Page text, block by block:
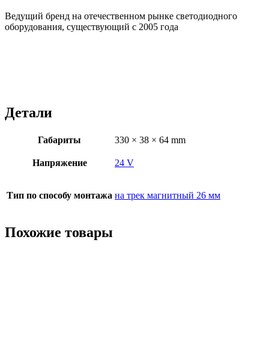
Ведущий бренд на отечественном рынке светодиодного
оборудования, существующий с 2005 года
Детали
Габариты 330 × 38 × 64 mm
Напряжение 24 V
Тип по способу монтажа на трек магнитный 26 мм
Похожие товары